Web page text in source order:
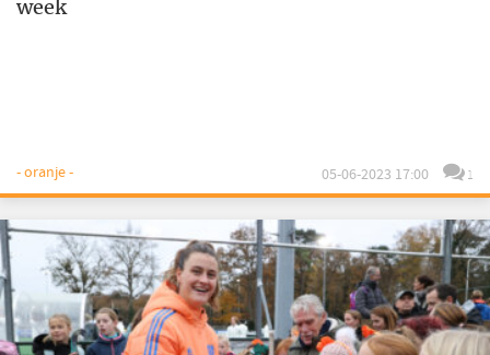
week
- oranje - 05-06-2023 17:00 1